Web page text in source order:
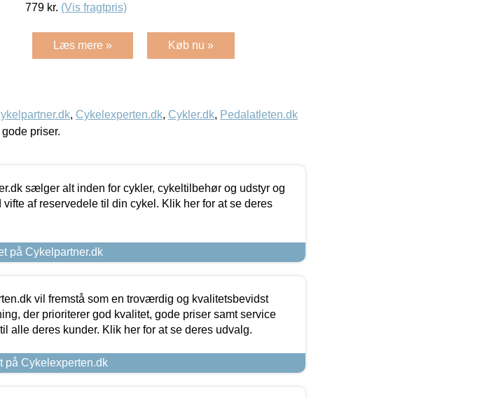
779 kr. (Vis fragtpris)
Læs mere » Køb nu »
, Cykelexperten.dk, Cykler.dk, Pedalatleten.dk
priser.
sælger alt inden for cykler, cykeltilbehør og udstyr og
vifte af reservedele til din cykel. Klik her for at se deres
på Cykelpartner.dk
vil fremstå som en troværdig og kvalitetsbevidst
der prioriterer god kvalitet, gode priser samt service
alle deres kunder. Klik her for at se deres udvalg.
på Cykelexperten.dk